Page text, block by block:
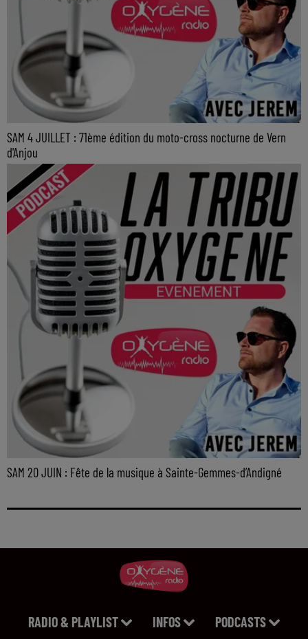
SAM 4 JUILLET : 71ème édition du moto-cross nocturne de Vern
d'Anjou
SAM 20 JUIN : Fête de la musique à Sainte-Gemmes-d’Andigné
RADIO & PLAYLIST INFOS PODCASTS